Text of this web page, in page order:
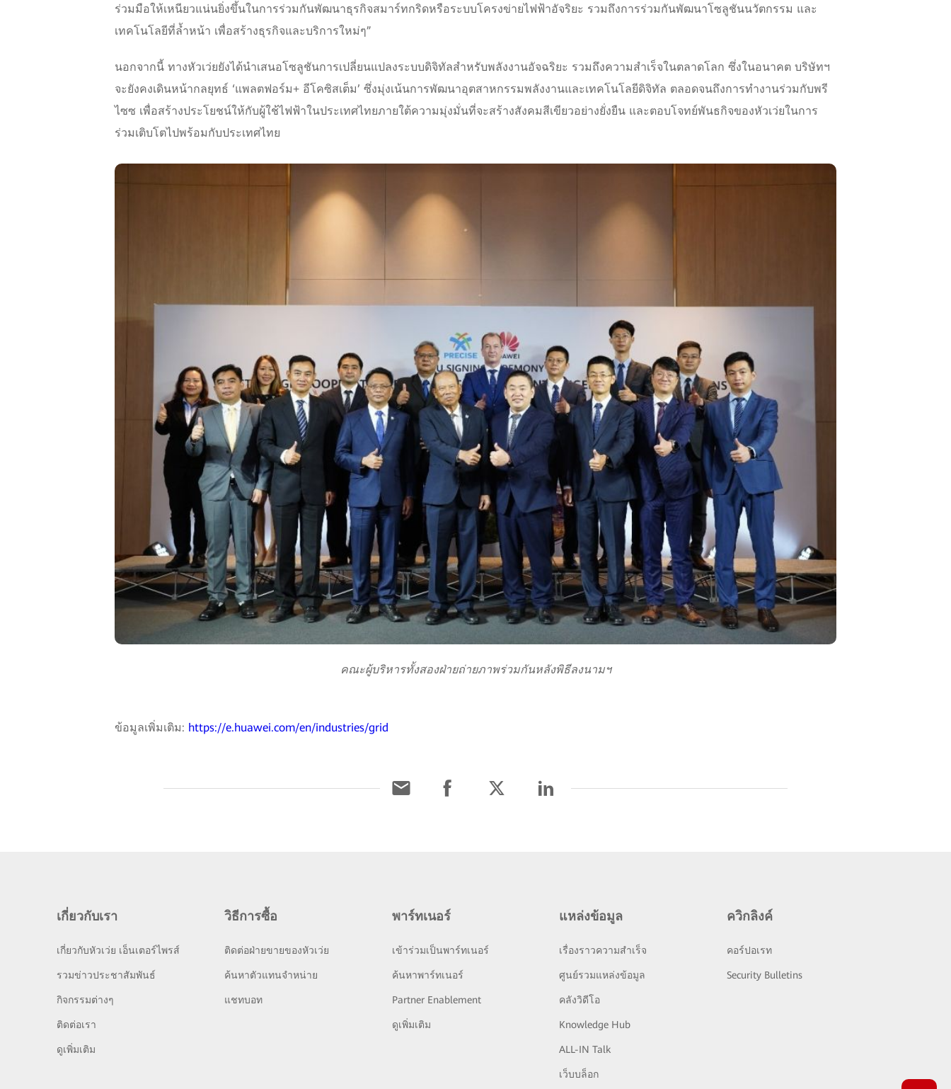
ร่วมมือให้เหนียวแน่นยิ่งขึ้นในการร่วมกันพัฒนาธุรกิจสมาร์ทกริดหรือระบบโครงข่ายไฟฟ้าอัจริยะ รวมถึงการร่วมกันพัฒนาโซลูชันนวัตกรรม และ
เทคโนโลยีที่ล้ำหน้า เพื่อสร้างธุรกิจและบริการใหม่ๆ”
นอกจากนี้ ทางหัวเว่ยยังได้นำเสนอโซลูชันการเปลี่ยนแปลงระบบดิจิทัลสำหรับพลังงานอัจฉริยะ รวมถึงความสำเร็จในตลาดโลก ซึ่งในอนาคต บริษัทฯ
จะยังคงเดินหน้ากลยุทธ์ ‘แพลตฟอร์ม+ อีโคซิสเต็ม’ ซึ่งมุ่งเน้นการพัฒนาอุตสาหกรรมพลังงานและเทคโนโลยีดิจิทัล ตลอดจนถึงการทำงานร่วมกับพรี
ไซซ เพื่อสร้างประโยชน์ให้กับผู้ใช้ไฟฟ้าในประเทศไทยภายใต้ความมุ่งมั่นที่จะสร้างสังคมสีเขียวอย่างยั่งยืน และตอบโจทย์พันธกิจของหัวเว่ยในการ
ร่วมเติบโตไปพร้อมกับประเทศไทย
คณะผู้บริหารทั้งสองฝ่ายถ่ายภาพร่วมกันหลังพิธีลงนามฯ
ข้อมูลเพิ่มเติม: https://e.huawei.com/en/industries/grid
เกี่ยวกับเรา
เกี่ยวกับหัวเว่ย เอ็นเตอร์ไพรส์
รวมข่าวประชาสัมพันธ์
กิจกรรมต่างๆ
ติดต่อเรา
ดูเพิ่มเติม
วิธีการซื้อ
ติดต่อฝ่ายขายของหัวเว่ย
ค้นหาตัวแทนจำหน่าย
แชทบอท
พาร์ทเนอร์
เข้าร่วมเป็นพาร์ทเนอร์
ค้นหาพาร์ทเนอร์
Partner Enablement
ดูเพิ่มเติม
แหล่งข้อมูล
เรื่องราวความสำเร็จ
ศูนย์รวมแหล่งข้อมูล
คลังวิดีโอ
Knowledge Hub
ALL-IN Talk
เว็บบล็อก
ควิกลิงค์
คอร์ปอเรท
Security Bulletins